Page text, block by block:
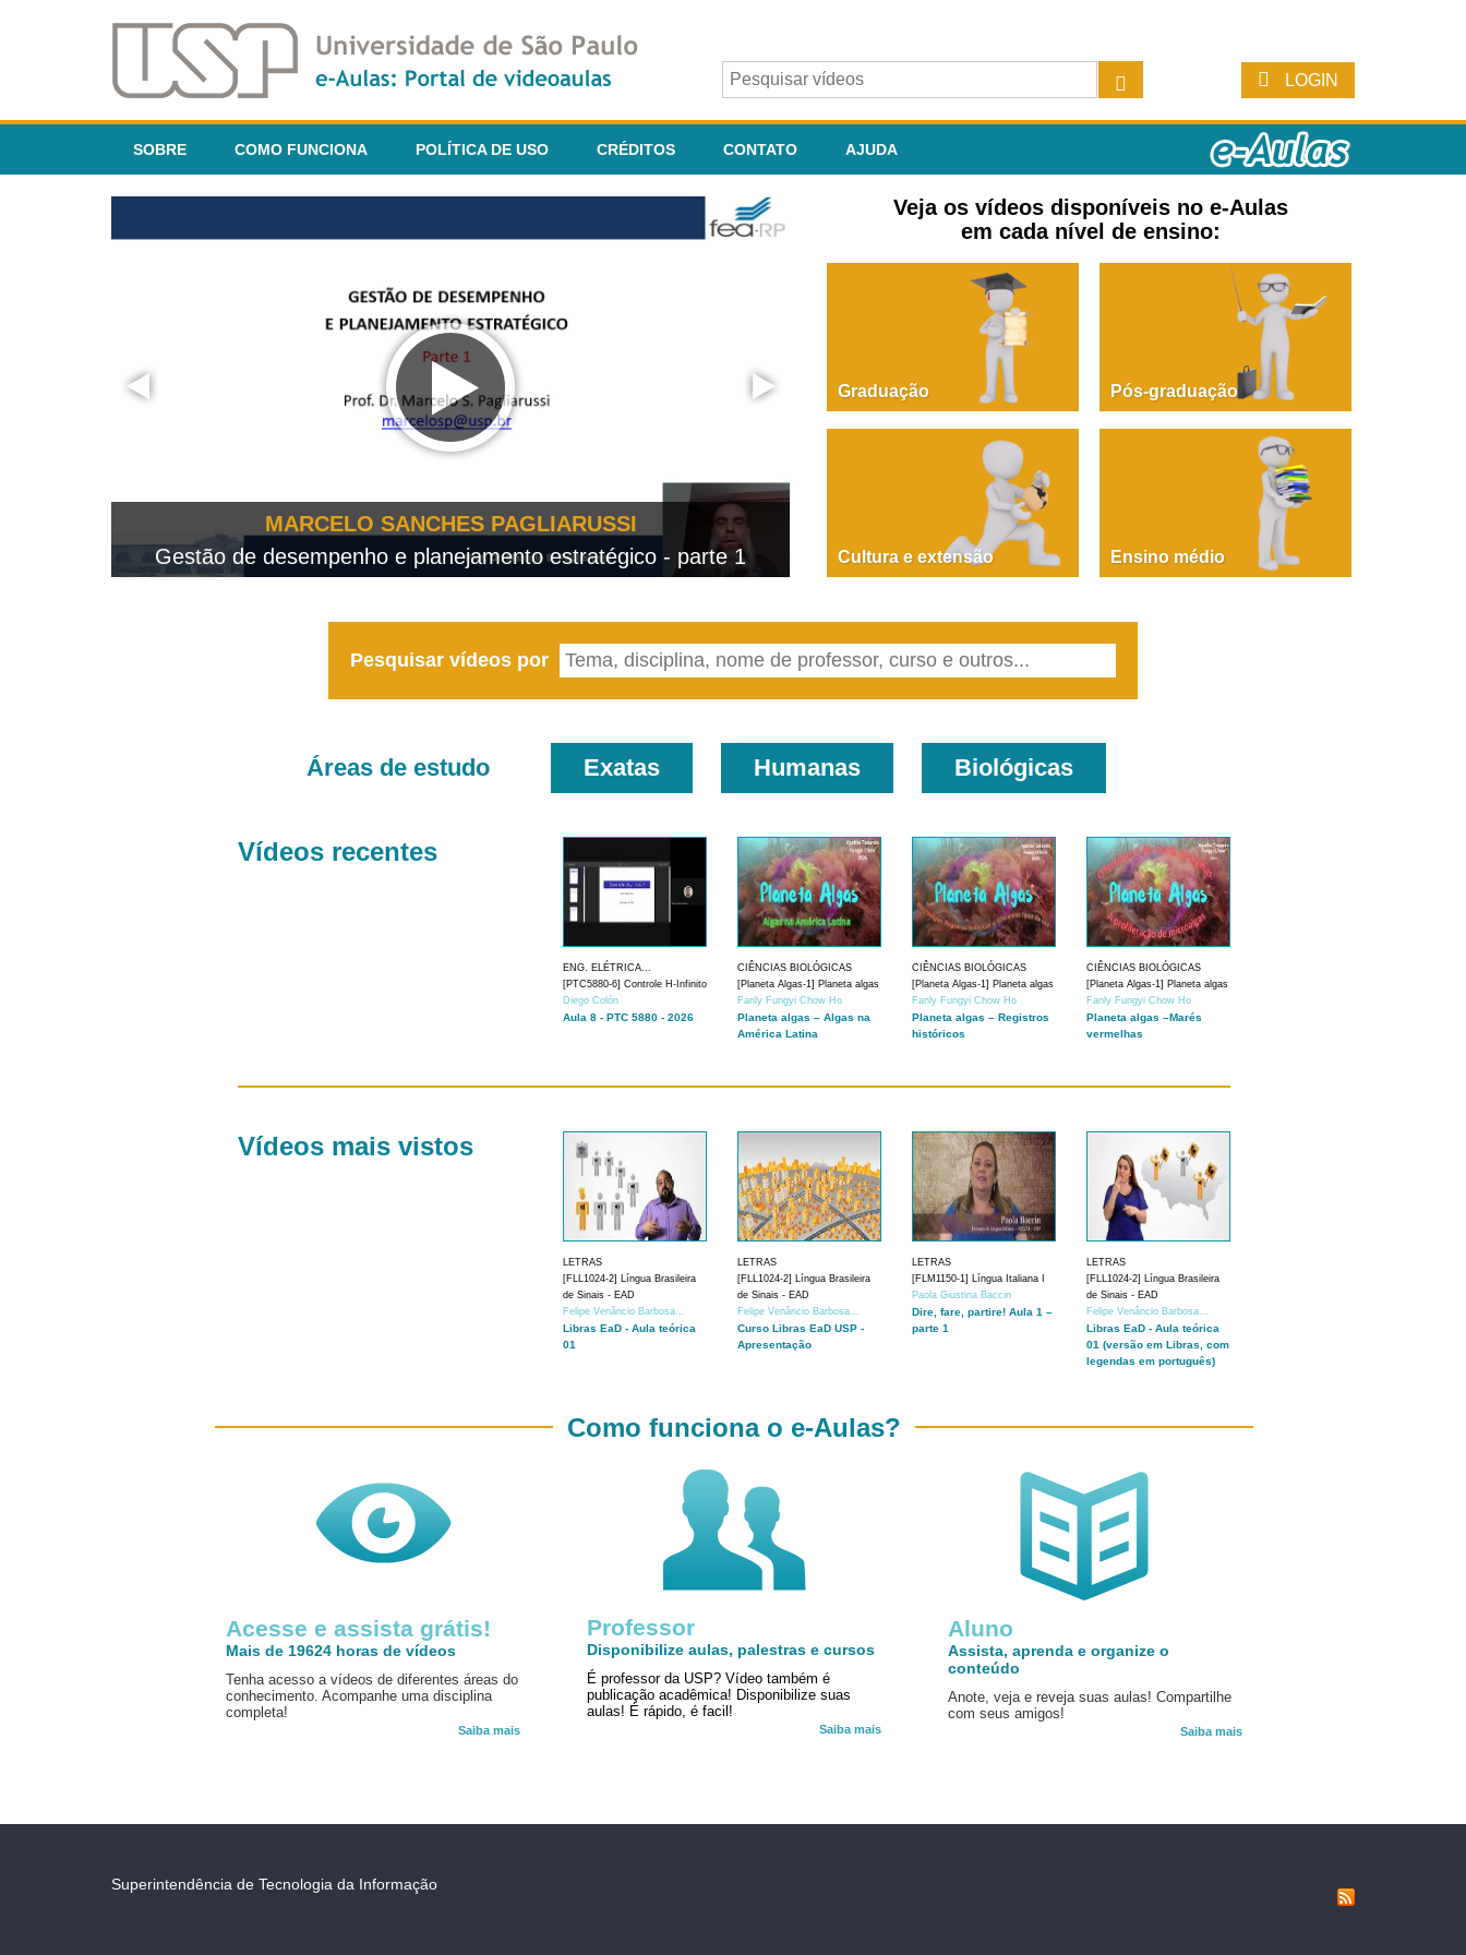
LOGIN
SOBRE COMO FUNCIONA POLÍTICA DE USO CRÉDITOS CONTATO AJUDA
MARCELO SANCHES PAGLIARUSSI
Gestão de desempenho e planejamento estratégico - parte 1
PAOLA GIUSTINA BACCIN
Dire, fare, partire! Aula 1 – parte 1
Veja os vídeos disponíveis no e-Aulas
em cada nível de ensino:
Graduação Pós-graduação
Cultura e extensão Ensino médio
Pesquisar vídeos por
Áreas de estudo Exatas Humanas Biológicas
Vídeos recentes
ENG. ELÉTRICA...
[PTC5880-6] Controle H-Infinito
Diego Colón
Aula 8 - PTC 5880 - 2026
CIÊNCIAS BIOLÓGICAS
[Planeta Algas-1] Planeta algas
Fanly Fungyi Chow Ho
Planeta algas – Algas na
América Latina
CIÊNCIAS BIOLÓGICAS
[Planeta Algas-1] Planeta algas
Fanly Fungyi Chow Ho
Planeta algas – Registros
históricos
CIÊNCIAS BIOLÓGICAS
[Planeta Algas-1] Planeta algas
Fanly Fungyi Chow Ho
Planeta algas –Marés
vermelhas
Vídeos mais vistos
LETRAS
[FLL1024-2] Língua Brasileira
de Sinais - EAD
Felipe Venâncio Barbosa...
Libras EaD - Aula teórica
01
LETRAS
[FLL1024-2] Língua Brasileira
de Sinais - EAD
Felipe Venâncio Barbosa...
Curso Libras EaD USP -
Apresentação
LETRAS
[FLM1150-1] Língua Italiana I
Paola Giustina Baccin
Dire, fare, partire! Aula 1 –
parte 1
LETRAS
[FLL1024-2] Língua Brasileira
de Sinais - EAD
Felipe Venâncio Barbosa...
Libras EaD - Aula teórica
01 (versão em Libras, com
legendas em português)
Acesse e assista grátis!
Mais de 19624 horas de vídeos
Tenha acesso a vídeos de diferentes áreas do
conhecimento. Acompanhe uma disciplina
completa!
Saiba mais
Aluno
Assista, aprenda e organize o
conteúdo
Anote, veja e reveja suas aulas! Compartilhe
com seus amigos!
Saiba mais
Como funciona o e-Aulas?
Professor
Disponibilize aulas, palestras e cursos
É professor da USP? Vídeo também é
publicação acadêmica! Disponibilize suas
aulas! É rápido, é facil!
Saiba mais
Superintendência de Tecnologia da Informação